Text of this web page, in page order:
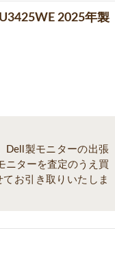
2025年製
Dell製モニターの出張
ニターを査定のうえ買
お引き取りいたしま